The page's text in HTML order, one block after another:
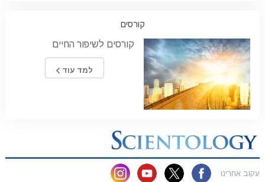
קורסים
קורסים לשיפור החיים
למד עוד
עקוב אחרינו